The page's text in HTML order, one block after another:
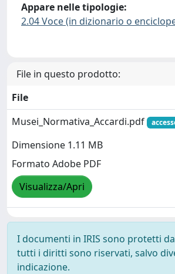
Appare nelle tipologie:
2.04 Voce (in dizionario o
File in questo prodotto:
File
Musei_Normativa_Accardi.pdf
Dimensione 1.11 MB
Formato Adobe PDF
Visualizza/Apri
I documenti in IRIS sono protetti
tutti i diritti sono riservati, salvo
indicazione.